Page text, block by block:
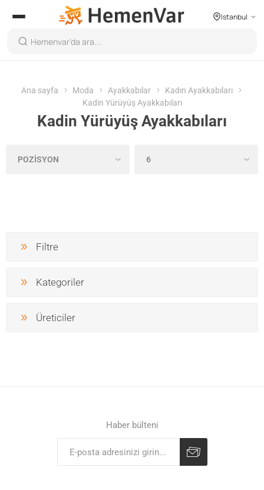
Istanbul
Ana sayfa Moda Ayakkabılar
Kadın Ayakkabıları
Kadin Yürüyüş Ayakkabıları
Kadin Yürüyüş Ayakkabıları
Filtre
Kategoriler
Üreticiler
Haber bülteni